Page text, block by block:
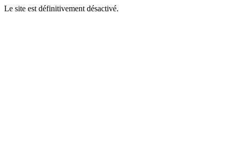
Le site est définitivement désactivé.